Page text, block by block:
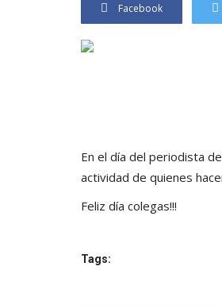
Facebook
En el día del periodista
actividad de quienes
Feliz día colegas!!!
Tags: